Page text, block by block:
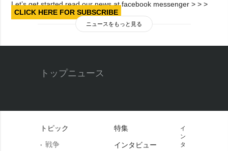
Let’s get started read our news at facebook messenger > > >
CLICK HERE FOR SUBSCRIBE
ニュースをもっと見る
トップニュース
トピック
戦争
特集
インタビュー
イ
ン
タ